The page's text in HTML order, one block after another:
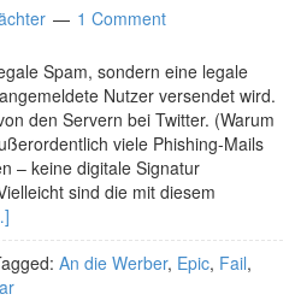
1 Comment
Spam, sondern eine legale
Nutzer versendet wird.
den Servern bei Twitter. (Warum
viele Phishing-Mails
– keine digitale Signatur
sind die mit diesem
An die Werber, Epic, Fail,